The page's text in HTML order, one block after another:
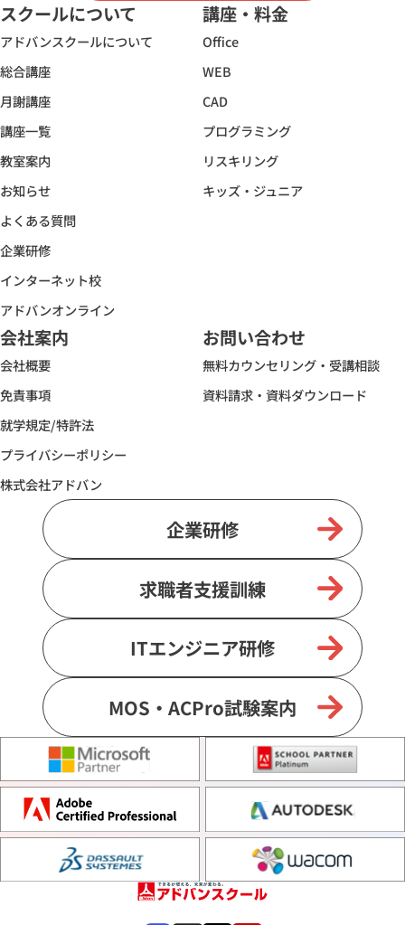
スクールについて
アドバンスクールについて
総合講座
月謝講座
講座一覧
教室案内
お知らせ
よくある質問
企業研修
インターネット校
アドバンオンライン
講座・料金
Office
WEB
CAD
プログラミング
リスキリング
キッズ・ジュニア
会社案内
会社概要
免責事項
就学規定/特許法
プライバシーポリシー
株式会社アドバン
お問い合わせ
無料カウンセリング・受講相談
資料請求・資料ダウンロード
企業研修
求職者支援訓練
ITエンジニア研修
MOS・ACPro試験案内